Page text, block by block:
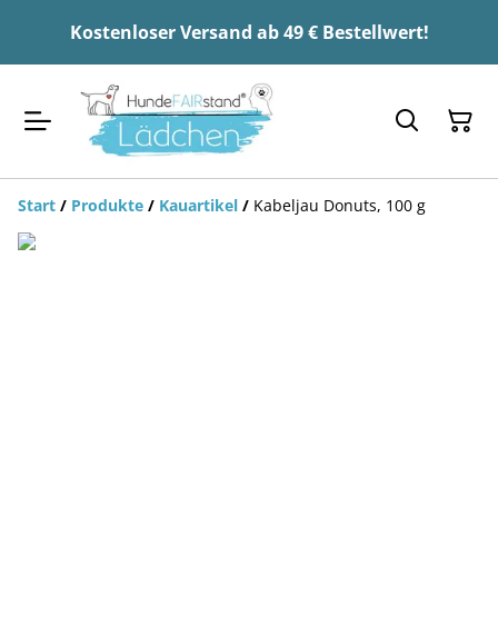
Kostenloser Versand ab 49 € Bestellwert!
Start / Produkte / Kauartikel / Kabeljau Donuts, 100 g